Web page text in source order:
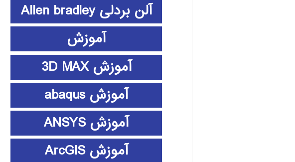
آلن بردلی Allen bradley
آموزش
آموزش 3D MAX
آموزش abaqus
آموزش ANSYS
آموزش ArcGIS